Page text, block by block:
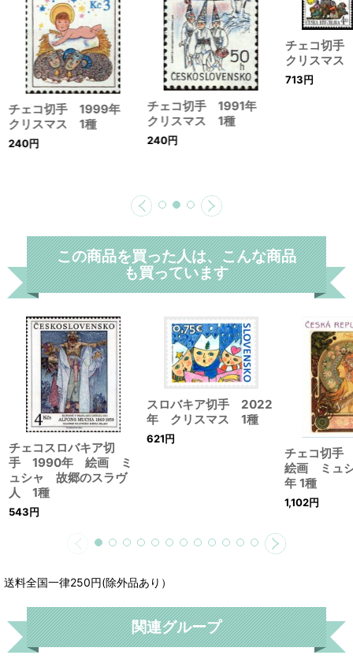
チェコ切手 1999年
クリスマス 1種
240円
チェコ切手 1991年
クリスマス 1種
240円
チェコ切
クリスマ
713円
この商品を買った人は、こんな商品
も買っています
チェコスロバキア切
手 1990年 絵画 ミ
ュシャ 故郷のスラヴ
人 1種
543円
スロバキア切手 2022
年 クリスマス 1種
621円
チェコ切
絵画 ミュ
年 1種
1,102円
送料全国一律250円(除外品あり）
関連グループ